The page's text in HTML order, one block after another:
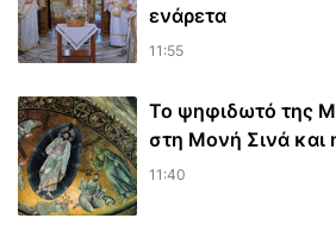
ενάρετα
11:55
Το ψηφιδωτό της
στη Μονή Σινά και
11:40